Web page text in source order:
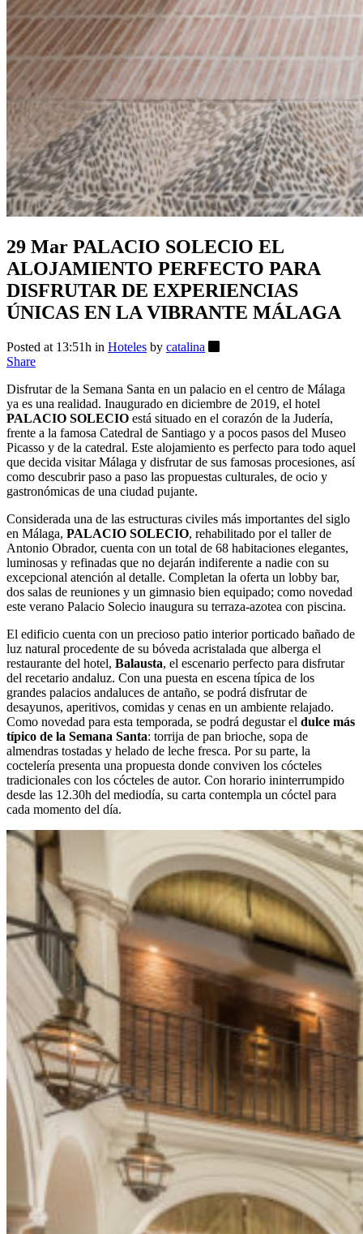
29 Mar PALACIO SOLECIO EL
ALOJAMIENTO PERFECTO PARA
DISFRUTAR DE EXPERIENCIAS
ÚNICAS EN LA VIBRANTE MÁLAGA
Posted at 13:51h in Hoteles by catalina
Share
Disfrutar de la Semana Santa en un palacio en el centro de Málaga
ya es una realidad. Inaugurado en diciembre de 2019, el hotel
PALACIO SOLECIO está situado en el corazón de la Judería,
frente a la famosa Catedral de Santiago y a pocos pasos del Museo
Picasso y de la catedral. Este alojamiento es perfecto para todo aquel
que decida visitar Málaga y disfrutar de sus famosas procesiones, así
como descubrir paso a paso las propuestas culturales, de ocio y
gastronómicas de una ciudad pujante.
Considerada una de las estructuras civiles más importantes del siglo
en Málaga, PALACIO SOLECIO, rehabilitado por el taller de
Antonio Obrador, cuenta con un total de 68 habitaciones elegantes,
luminosas y refinadas que no dejarán indiferente a nadie con su
excepcional atención al detalle. Completan la oferta un lobby bar,
dos salas de reuniones y un gimnasio bien equipado; como novedad
este verano Palacio Solecio inaugura su terraza-azotea con piscina.
El edificio cuenta con un precioso patio interior porticado bañado de
luz natural procedente de su bóveda acristalada que alberga el
restaurante del hotel, Balausta, el escenario perfecto para disfrutar
del recetario andaluz. Con una puesta en escena típica de los
grandes palacios andaluces de antaño, se podrá disfrutar de
desayunos, aperitivos, comidas y cenas en un ambiente relajado.
Como novedad para esta temporada, se podrá degustar el dulce más
típico de la Semana Santa: torrija de pan brioche, sopa de
almendras tostadas y helado de leche fresca. Por su parte, la
coctelería presenta una propuesta donde conviven los cócteles
tradicionales con los cócteles de autor. Con horario ininterrumpido
desde las 12.30h del mediodía, su carta contempla un cóctel para
cada momento del día.